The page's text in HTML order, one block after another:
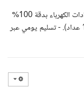
سيدي الكريم، أقدم لكم خدمة إدخال بيانات عدادات الكهرباء بدقة 100%
وسرعة تناسب حجم عملك اليومي (500-1000 عداد). - تسليم يومي عبر